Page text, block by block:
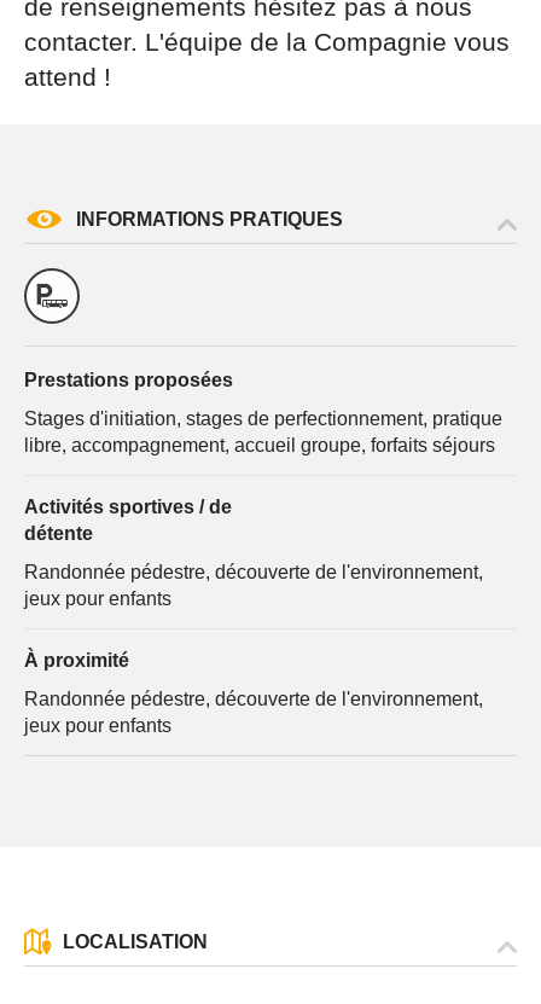
de renseignements hésitez pas à nous
contacter. L'équipe de la Compagnie vous
attend !
INFORMATIONS PRATIQUES
Prestations proposées
Stages d'initiation, stages de perfectionnement, pratique
libre, accompagnement, accueil groupe, forfaits séjours
Activités sportives / de
détente
Randonnée pédestre, découverte de l'environnement,
jeux pour enfants
À proximité
Randonnée pédestre, découverte de l'environnement,
jeux pour enfants
LOCALISATION